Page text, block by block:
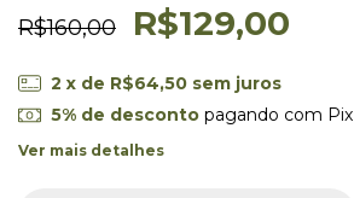
R$160,00 R$129,00
2 x de R$64,50 sem juros
5% de descontopagando com Pix
Ver mais detalhes